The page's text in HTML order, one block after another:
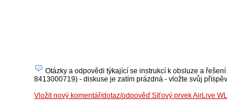
Otázky a odpovědi týkající se instrukcí k obsluze a
8413000719) - diskuse je zatím prázdná - vložte svůj
Vložit nový komentář/dotaz/odpověď Síťový prvek AirLive